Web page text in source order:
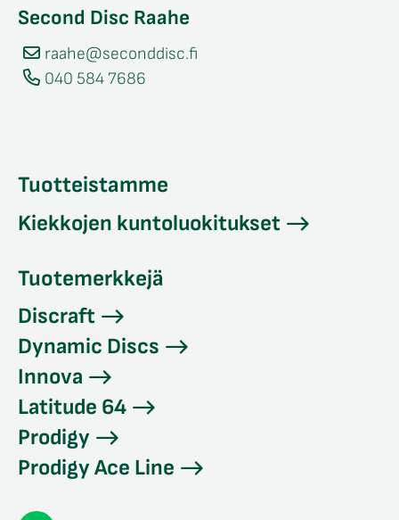
Second Disc Raahe
raahe@seconddisc.fi
040 584 7686
Tuotteistamme
Kiekkojen kuntoluokitukset
Tuotemerkkejä
Discraft
Dynamic Discs
Innova
Latitude 64
Prodigy
Prodigy Ace Line